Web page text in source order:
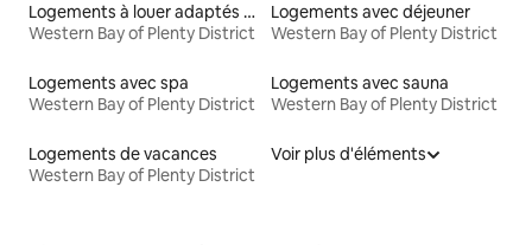
Logements à louer adaptés aux animaux
Western Bay of Plenty District
Logements avec déjeuner
Western Bay of Plenty District
Logements avec spa
Western Bay of Plenty District
Logements avec sauna
Western Bay of Plenty District
Logements de vacances
Western Bay of Plenty District
Voir plus d'éléments